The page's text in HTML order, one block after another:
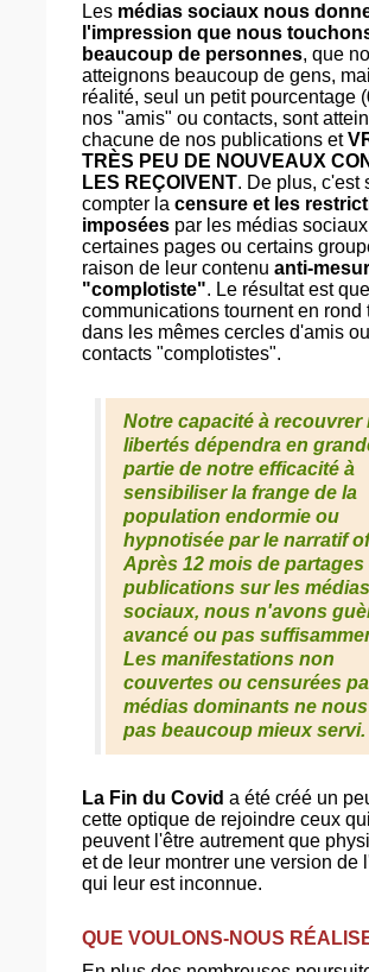
Les médias sociaux nous
l'impression que nous
beaucoup de personnes, que
atteignons beaucoup de gens,
réalité, seul un petit pourcentage (
nos "amis" ou contacts, sont
chacune de nos publications et
TRÈS PEU DE NOUVEAUX
LES REÇOIVENT. De plus, c'est
compter la censure et les
imposées par les médias
certaines pages ou certains
raison de leur contenu anti-
"complotiste". Le résultat est
communications tournent en rond
dans les mêmes cercles d'amis
contacts "complotistes".
Notre capacité à recouvrer
libertés dépendra en
partie de notre efficacité à
sensibiliser la frange de la
population endormie ou
hypnotisée par le narratif
Après 12 mois de partages
publications sur les médias
sociaux, nous n'avons
avancé ou pas
Les manifestations non
couvertes ou censurées
médias dominants ne
pas beaucoup mieux servi.
La Fin du Covid a été créé un
cette optique de rejoindre ceux
peuvent l'être autrement que
et de leur montrer une version de
qui leur est inconnue.
QUE VOULONS-NOUS